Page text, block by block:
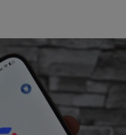
pe DN1E Brașov – Poiana
examenul de medic specialist.